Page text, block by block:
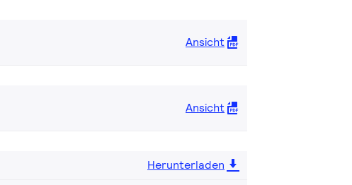
Ansicht
Ansicht
Herunterladen